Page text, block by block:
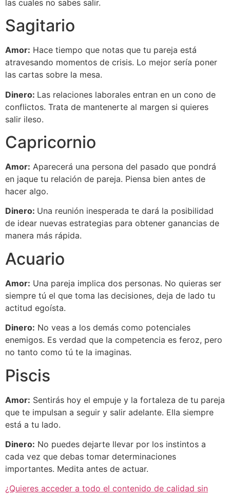
las cuales no sabes salir.
Sagitario
Amor: Hace tiempo que notas que tu pareja está
atravesando momentos de crisis. Lo mejor sería poner
las cartas sobre la mesa.
Dinero: Las relaciones laborales entran en un cono de
conflictos. Trata de mantenerte al margen si quieres
salir ileso.
Capricornio
Amor: Aparecerá una persona del pasado que pondrá
en jaque tu relación de pareja. Piensa bien antes de
hacer algo.
Dinero: Una reunión inesperada te dará la posibilidad
de idear nuevas estrategias para obtener ganancias de
manera más rápida.
Acuario
Amor: Una pareja implica dos personas. No quieras ser
siempre tú el que toma las decisiones, deja de lado tu
actitud egoísta.
Dinero: No veas a los demás como potenciales
enemigos. Es verdad que la competencia es feroz, pero
no tanto como tú te la imaginas.
Piscis
Amor: Sentirás hoy el empuje y la fortaleza de tu pareja
que te impulsan a seguir y salir adelante. Ella siempre
está a tu lado.
Dinero: No puedes dejarte llevar por los instintos a
cada vez que debas tomar determinaciones
importantes. Medita antes de actuar.
¿Quieres acceder a todo el contenido de calidad sin